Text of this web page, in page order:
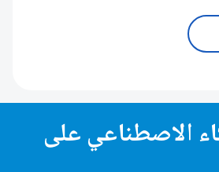
الاصطناعي على